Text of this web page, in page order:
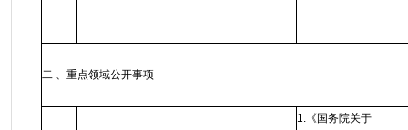
二 、重点领域公开事项
1.《国务院关于